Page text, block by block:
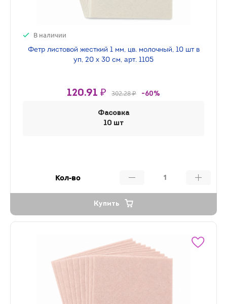
В наличии
Фетр листовой жесткий 1 мм, цв. молочный, 10 шт в
уп, 20 х 30 см, арт. 1105
120.91 ₽ 302.28 ₽ -60%
Фасовка
10 шт
Кол-во
Купить